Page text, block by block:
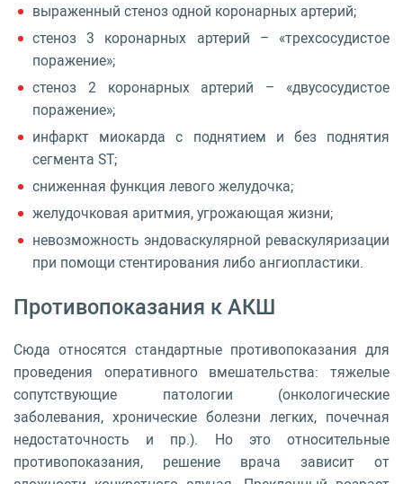
выраженный стеноз одной коронарных артерий;
стеноз 3 коронарных артерий – «трехсосудистое
поражение»;
стеноз 2 коронарных артерий – «двусосудистое
поражение»;
инфаркт миокарда с поднятием и без поднятия
сегмента ST;
сниженная функция левого желудочка;
желудочковая аритмия, угрожающая жизни;
невозможность эндоваскулярной реваскуляризации
при помощи стентирования либо ангиопластики.
Противопоказания к АКШ
Сюда относятся стандартные противопоказания для
проведения оперативного вмешательства: тяжелые
сопутствующие патологии (онкологические
заболевания, хронические болезни легких, почечная
недостаточность и пр.). Но это относительные
противопоказания, решение врача зависит от